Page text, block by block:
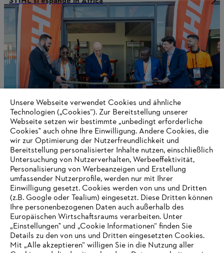
Rapporto annuale STIHL 2024
Informazioni per i fornitori
I prodotti
Contatto
Carriera
Sistema Whistleblower
Unsere Webseite verwendet Cookies und ähnliche
Technologien („Cookies“). Zur Bereitstellung unserer
Webseite setzen wir bestimmte „unbedingt erforderliche
Cookies" auch ohne Ihre Einwilligung. Andere Cookies, die
wir zur Optimierung der Nutzerfreundlichkeit und
Bereitstellung personalisierter Inhalte nutzen, einschließlich
Untersuchung von Nutzerverhalten, Werbeeffektivität,
Personalisierung von Werbeanzeigen und Erstellung
umfassender Nutzerprofile, werden nur mit Ihrer
Einwilligung gesetzt. Cookies werden von uns und Dritten
(z.B. Google oder Tealium) eingesetzt. Diese Dritten können
Ihre personenbezogenen Daten auch außerhalb des
Europäischen Wirtschaftsraums verarbeiten. Unter
„Einstellungen" und „Cookie Informationen“ finden Sie
Details zu den von uns und Dritten eingesetzten Cookies.
Mit „Alle akzeptieren“ willigen Sie in die Nutzung aller